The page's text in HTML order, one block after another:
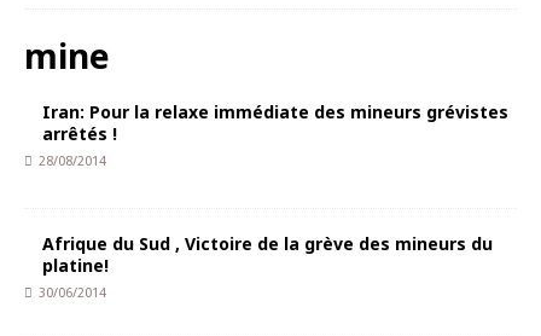
mine
Iran: Pour la relaxe immédiate des mineurs grévistes
arrêtés !
28/08/2014
Afrique du Sud , Victoire de la grève des mineurs du
platine!
30/06/2014